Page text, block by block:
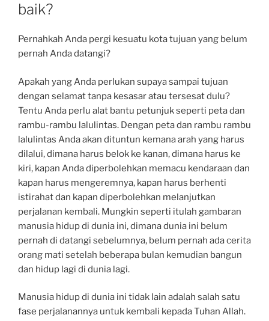
baik?
Pernahkah Anda pergi kesuatu kota tujuan yang belum
pernah Anda datangi?
Apakah yang Anda perlukan supaya sampai tujuan
dengan selamat tanpa kesasar atau tersesat dulu?
Tentu Anda perlu alat bantu petunjuk seperti peta dan
rambu-rambu lalulintas. Dengan peta dan rambu rambu
lalulintas Anda akan dituntun kemana arah yang harus
dilalui, dimana harus belok ke kanan, dimana harus ke
kiri, kapan Anda diperbolehkan memacu kendaraan dan
kapan harus mengeremnya, kapan harus berhenti
istirahat dan kapan diperbolehkan melanjutkan
perjalanan kembali. Mungkin seperti itulah gambaran
manusia hidup di dunia ini, dimana dunia ini belum
pernah di datangi sebelumnya, belum pernah ada cerita
orang mati setelah beberapa bulan kemudian bangun
dan hidup lagi di dunia lagi.
Manusia hidup di dunia ini tidak lain adalah salah satu
fase perjalanannya untuk kembali kepada Tuhan Allah.